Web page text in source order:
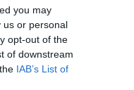
you may
us or personal
opt-out of the
of downstream
IAB’s List of
Ibolya
Augusztus 7.